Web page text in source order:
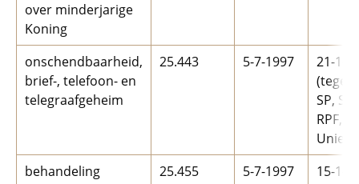
over minderjarige
Koning
onschendbaarheid,
brief-, telefoon- en
telegraafgeheim
25.443 5-7-1997
21-1-
(tegen
SP,
RPF,
behandeling
25.455 5-7-1997
15-1-